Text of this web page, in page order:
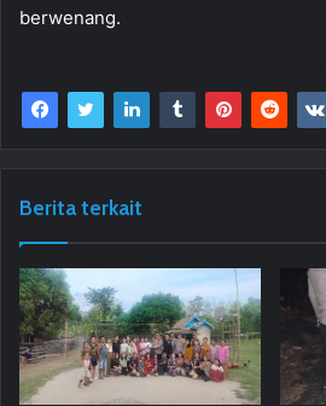
berwenang.
Berita terkait